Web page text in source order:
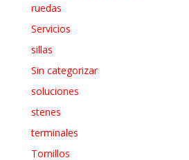
ruedas
Servicios
sillas
Sin categorizar
soluciones
stenes
terminales
Tornillos